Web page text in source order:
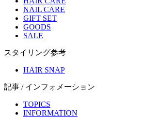
NAIL CARE
GIFT SET
GOODS
SALE
スタイリング参考
HAIR SNAP
記事 / インフォメーション
TOPICS
INFORMATION